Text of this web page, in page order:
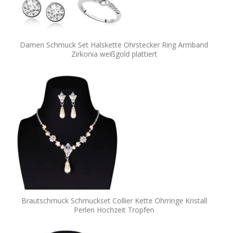
Damen Schmuck Set Halskette Ohrstecker Ring Armband
Zirkonia weißgold plattiert
Brautschmuck Schmuckset Collier Kette Ohrringe Kristall
Perlen Hochzeit Tropfen